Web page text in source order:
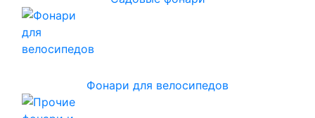
Фонари для велосипедов